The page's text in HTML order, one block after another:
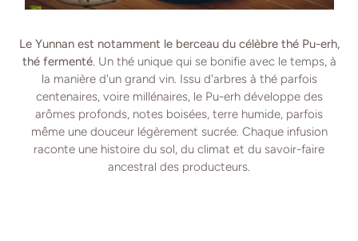
Le Yunnan est notamment le berceau du célèbre thé Pu-erh,
thé fermenté. Un thé unique qui se bonifie avec le temps, à
la manière d'un grand vin. Issu d'arbres à thé parfois
centenaires, voire millénaires, le Pu-erh développe des
arômes profonds, notes boisées, terre humide, parfois
même une douceur légèrement sucrée. Chaque infusion
raconte une histoire du sol, du climat et du savoir-faire
ancestral des producteurs.